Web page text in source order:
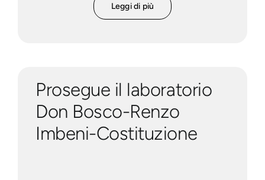
Leggi di più
Prosegue il laboratorio
Don Bosco-Renzo
Imbeni-Costituzione